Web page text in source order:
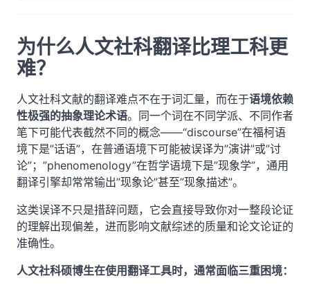
为什么人文社科翻译比理工科更
难？
人文社科文献的翻译难点不在于词汇量，而在于语境依赖
性极强的抽象理论术语。同一个词在不同学派、不同作者
笔下可能代表截然不同的概念——“discourse”在福柯语
境下是”话语”，在普通语境下可能被误译为”演讲”或”讨
论”；”phenomenology”在哲学语境下是”现象学”，通用
翻译引擎却常常输出”现象论”甚至”现象描述”。
这类误译不只是措辞问题，它会直接导致你对一整段论证
的理解出现偏差，进而影响文献综述的质量和论文论证的
准确性。
人文社科硕博生在使用翻译工具时，通常面临三重困境：